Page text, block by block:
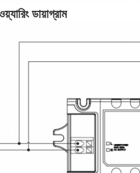
ডায়াগ্রাম